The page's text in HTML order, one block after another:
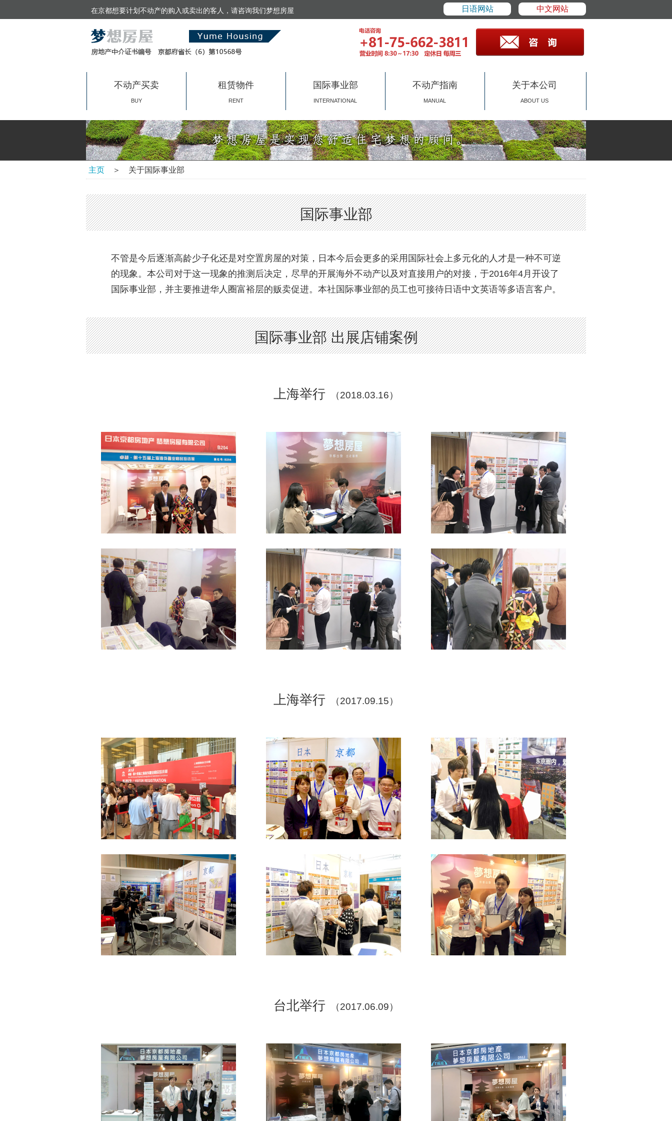
日语网站 中文网站
在京都想要计划不动产的购入或卖出的客人，请咨询我们梦想房屋
不动产买卖
BUY
租赁物件
RENT
国际事业部
INTERNATIONAL
不动产指南
MANUAL
关于本公司
ABOUT US
主页 ＞ 关于国际事业部
国际事业部
不管是今后逐渐高龄少子化还是对空置房屋的对策，日本今后会更多的采用国际社会上多元化的人才是一种不可逆
的现象。本公司对于这一现象的推测后决定，尽早的开展海外不动产以及对直接用户的对接，于2016年4月开设了
国际事业部，并主要推进华人圈富裕层的贩卖促进。本社国际事业部的员工也可接待日语中文英语等多语言客户。
国际事业部 出展店铺案例
上海举行 （2018.03.16）
上海举行 （2017.09.15）
台北举行 （2017.06.09）